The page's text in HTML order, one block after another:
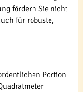
fördern Sie nicht
für robuste,
Portion